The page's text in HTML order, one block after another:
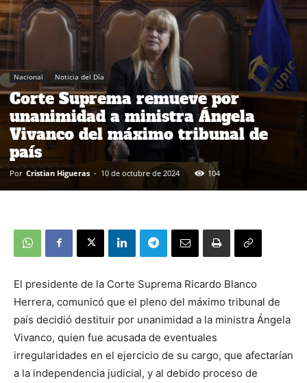
Nacional Noticia del Día
Corte Suprema remueve por
unanimidad a ministra Ángela
Vivanco del máximo tribunal de
país
Por Cristian Higueras - 10 de octubre de 2024 104
El presidente de la Corte Suprema Ricardo Blanco
Herrera, comunicó que el pleno del máximo tribunal de
país decidió destituir por unanimidad a la ministra Ángela
Vivanco, quien fue acusada de eventuales
irregularidades en el ejercicio de su cargo, que afectarían
a la independencia judicial, y al debido proceso de